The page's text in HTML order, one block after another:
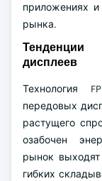
приложениях
рынка.
Тенденции
дисплеев
Технология
передовых
растущего
озабочен
рынок
гибких